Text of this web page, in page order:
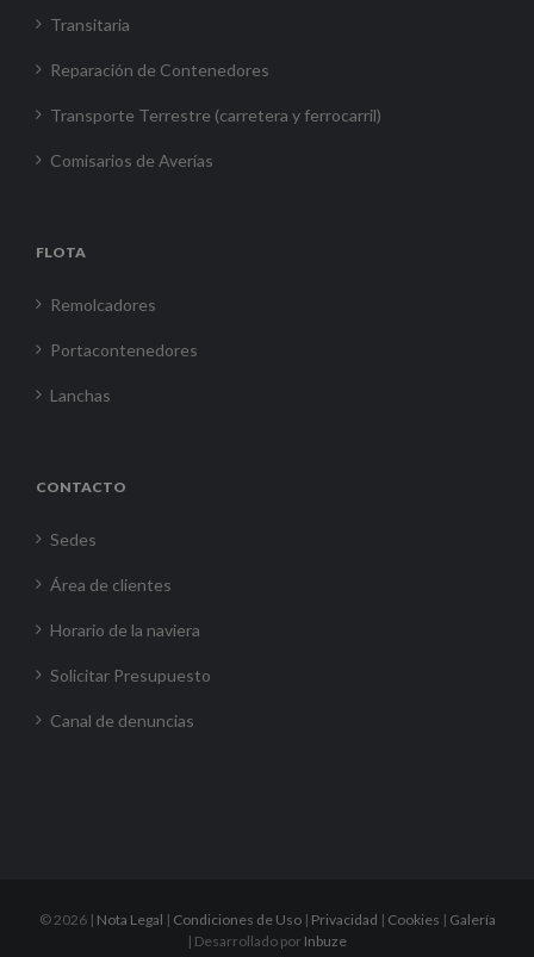
Transitaria
Reparación de Contenedores
Transporte Terrestre (carretera y ferrocarril)
Comisarios de Averías
FLOTA
Remolcadores
Portacontenedores
Lanchas
CONTACTO
Sedes
Área de clientes
Horario de la naviera
Solicitar Presupuesto
Canal de denuncias
©2026 | Nota Legal | Condiciones de Uso| Privacidad | Cookies | Galería
| Desarrollado por Inbuze